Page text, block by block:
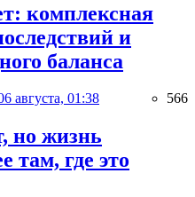
комплексная
и
баланса
августа, 01:38 566
но жизнь
там, где это